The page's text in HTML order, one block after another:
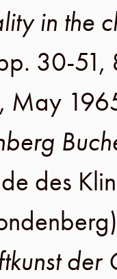
in the
30-51,
, May
des
)